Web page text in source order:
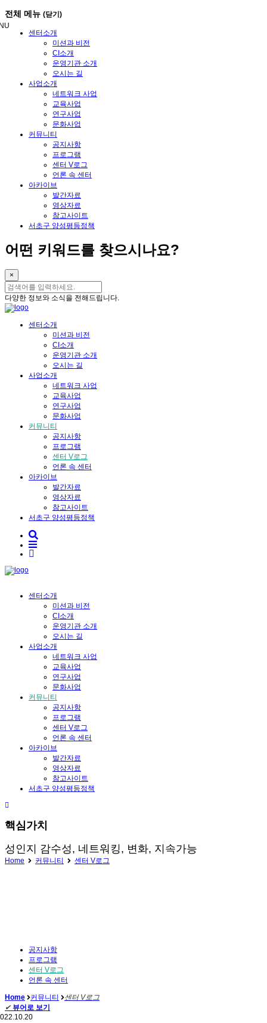
메
뉴
전체 메뉴 (닫기)
센터소개
미션과 비전
CI소개
운영기관 소개
오시는 길
사업소개
네트워크 사업
교육사업
연구사업
문화사업
커뮤니티
공지사항
프로그램
센터 V로그
언론 속 센터
아카이브
발간자료
영상자료
참고사이트
서초구 양성평등정책
어떤 키워드를 찾으시나요?
×
다양한 정보와 소식을 전해드립니다.
센터소개
미션과 비전
CI소개
운영기관 소개
오시는 길
사업소개
네트워크 사업
교육사업
연구사업
문화사업
커뮤니티
공지사항
프로그램
센터 V로그
언론 속 센터
아카이브
발간자료
영상자료
참고사이트
서초구 양성평등정책
센터소개
미션과 비전
CI소개
운영기관 소개
오시는 길
사업소개
네트워크 사업
교육사업
연구사업
문화사업
커뮤니티
공지사항
프로그램
센터 V로그
언론 속 센터
아카이브
발간자료
영상자료
참고사이트
서초구 양성평등정책
핵심가치
성인지 감수성, 네트워킹, 변화, 지속가능
Home 커뮤니티 센터 V로그
공지사항
프로그램
센터 V로그
언론 속 센터
Home 커뮤니티
센터 V로그
✔ 뷰어로 보기